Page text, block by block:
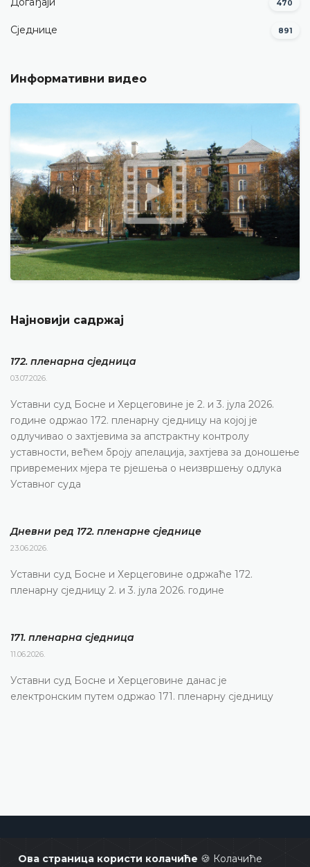
Ова страница користи колачиће 🍪 Колачиће
470
Сједнице 891
Информативни видео
Најновији садржај
172. пленарна сједницa
03.07.2026.
Уставни суд Босне и Херцеговине је 2. и 3. јула 2026.
године одржао 172. пленарну сједницу на којој је
одлучивао о захтјевима за апстрактну контролу
уставности, већем броју апелација, захтјева за доношење
привремених мјера те рјешења о неизвршењу одлука
Уставног суда
Дневни ред 172. пленарне сједнице
23.06.2026.
Уставни суд Босне и Херцеговине одржаће 172.
пленарну сједницу 2. и 3. јула 2026. године
171. пленарна сједницa
11.06.2026.
Уставни суд Босне и Херцеговине данас је
електронским путем одржао 171. пленарну сједницу